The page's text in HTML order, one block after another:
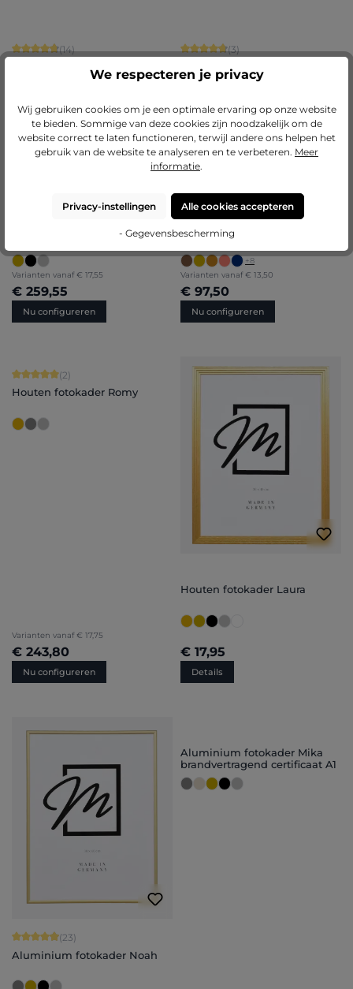
Gemiddelde score van 4.86 op 5 sterren
(14)
Varianten vanaf€ 10,25
€ 114,80
Nu configureren
Gemiddelde score van 4.67 op 5
(3)
Houten fotokader Kaja
Varianten vanaf€ 16,30
€ 118,95
Nu configureren
BESTSELLERS
Gemiddelde score van 5 op 5 sterren
(5)
Barokke houten fotokader Pia
Varianten vanaf € 17,55
€ 259,55
Nu configureren
Gemiddelde score van 4.89 op 5
(9)
Houten fotokader Greta
+8
Varianten vanaf € 13,50
€ 97,50
Nu configureren
Gemiddelde score van 5 op 5 sterren
(2)
Houten fotokader Romy
Varianten vanaf € 17,75
€ 243,80
Nu configureren
Houten fotokader Laura
€ 17,95
Details
Gemiddelde score van 4.91 op 5 sterren
(23)
Aluminium fotokader Noah
Aluminium fotokader Mika
brandvertragend certificaat A1
We respecteren je privacy
Wij gebruiken cookies om je een optimale ervaring op onze website
te bieden. Sommige van deze cookies zijn noodzakelijk om de
website correct te laten functioneren, terwijl andere ons helpen het
gebruik van de website te analyseren en te verbeteren. Meer
informatie.
Privacy-instellingen Alle cookies accepteren
- Gegevensbescherming